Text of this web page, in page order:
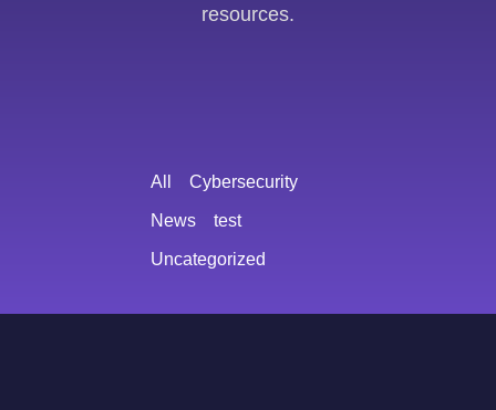
resources.
Cybersecurity
News test
Uncategorized
All